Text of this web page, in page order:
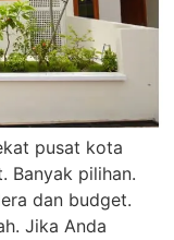
pusat kota
Banyak pilihan.
dan budget.
Jika Anda